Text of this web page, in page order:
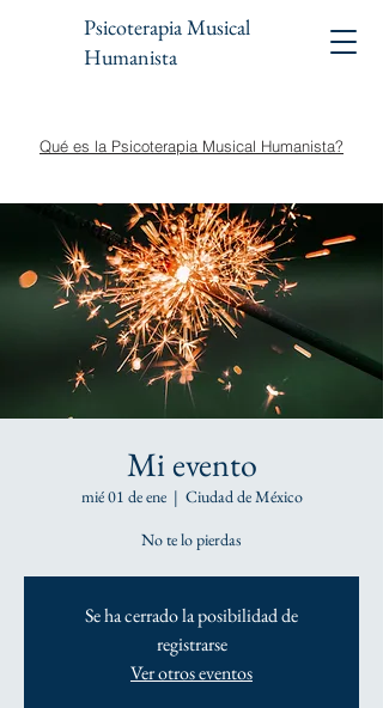
Psicoterapia Musical
Humanista
Qué es la Psicoterapia Musical Humanista?
Mi evento
mié 01 de ene
  |
Ciudad de México
No te lo pierdas
Se ha cerrado la posibilidad de
registrarse
Ver otros eventos